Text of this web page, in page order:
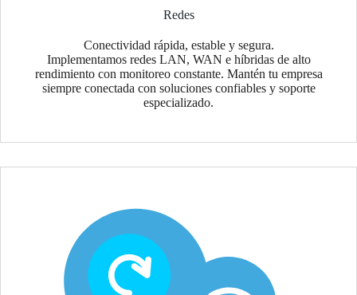
Redes
Conectividad rápida, estable y segura.
Implementamos redes LAN, WAN e híbridas de alto
rendimiento con monitoreo constante. Mantén tu empresa
siempre conectada con soluciones confiables y soporte
especializado.